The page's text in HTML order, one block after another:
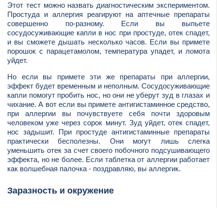
Этот тест можно назвать диагностическим экспериментом.
Простуда и аллергия реагируют на аптечные препараты
совершенно по-разному. Если вы выпьете
сосудосуживающие капли в нос при простуде, отек спадет,
и вы сможете дышать несколько часов. Если вы примете
порошок с парацетамолом, температура упадет, и ломота
уйдет.
Но если вы примете эти же препараты при аллергии,
эффект будет временным и неполным. Сосудосуживающие
капли помогут пробить нос, но они не уберут зуд в глазах и
чихание. А вот если вы примете антигистаминное средство,
при аллергии вы почувствуете себя почти здоровым
человеком уже через сорок минут. Зуд уйдет, отек спадет,
нос задышит. При простуде антигистаминные препараты
практически бесполезны. Они могут лишь слегка
уменьшить отек за счет своего побочного подсушивающего
эффекта, но не более. Если таблетка от аллергии работает
как волшебная палочка - поздравляю, вы аллергик.
Заразность и окружение